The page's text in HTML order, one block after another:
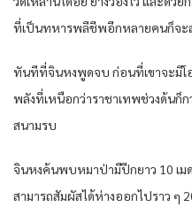
ที่​เป็น​ทหาร​พลีชีพ​อีก​หลาย​คน​ก็​จะ
ทันทีที่​จิน​หง​พูด​จบ​ ก่อนที่​เขา​จะมีโ
พลัง​ที่​เหนือกว่า​ราชา​เทพ​ช่วงด้น​ก็​
สนามรบ​
จิน​หง​ค้นพบ​หมาป่า​มีปีก​ยาว​ 10 เมด
สามารถ​สัมผัส​ได้​ห่าง​ออก​ไปราว ๆ​